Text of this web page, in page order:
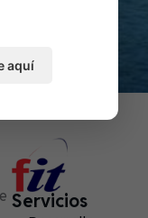
Servicios
aquí